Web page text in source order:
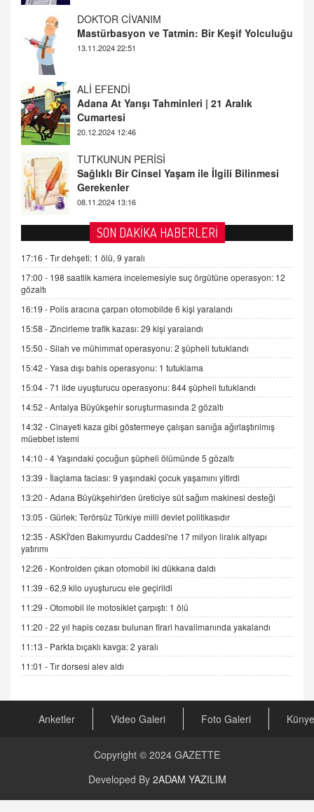
DOKTOR CİVANIM
Mastürbasyon ve Tatmin: Bir Keşif Yolculuğu
13.11.2024 22:51
ALİ EFENDİ
Adana At Yarışı Tahminleri | 21 Aralık
Cumartesi
20.12.2024 12:46
TUTKUNUN PERİSİ
Sağlıklı Bir Cinsel Yaşam ile İlgili Bilinmesi
Gerekenler
08.11.2024 13:16
FARUK ÖNALAN
Tezkere Onaylanmasaydı…
Kişisel verilerin korunması ve dijital hukukun
gelişimi
15.09.2025 16:17
SEHER EREK
Kış Ayları Geldi, Hangi Önlemler Alınmalı?
9.12.2025 10:11
İNCİ GÜL AKÖL
Trump Keşke Adana'yı da Ziyaret Etse...
06.07.2026 13:00
ADEM AKÖL
Esed Destekçilerinin Yüzüne Vurulan Şamar:
Sednaya
11.12.2024 12:30
DR. EKREM ASLAN
Gerçek Ne, Algı Ne? "Beraber Yürüyoruz"
Cümlesinin Peşinden
19.07.2025 12:45
GÖNÜL MENEKŞE
Şifacının Yolu
04.11.2025 12:56
AV. RÜMEYSA ÖZKALE
Kira Uyuşmazlıklarında Dava Açmadan Önce
23.09.2023 16:30
CAN UĞURATEŞ
Değişen yapısıyla Suriye
SON DAKİKA HABERLERİ
17:16 -Tır dehşeti: 1 ölü, 9 yaralı
17:00 - 198 saatlik kamera incelemesiyle suç örgütüne operasyon: 12
gözaltı
16:19 - Polis aracına çarpan otomobilde 6 kişi yaralandı
15:58 -Zincirleme trafik kazası: 29 kişi yaralandı
15:50 -Silah ve mühimmat operasyonu: 2 şüpheli tutuklandı
15:42 -Yasa dışı bahis operasyonu: 1 tutuklama
15:04 -71 ilde uyuşturucu operasyonu: 844 şüpheli tutuklandı
14:52 -Antalya Büyükşehir soruşturmasında 2 gözaltı
14:32 -Cinayeti kaza gibi göstermeye çalışan sanığa ağırlaştırılmış
müebbet istemi
14:10 -4 Yaşındaki çocuğun şüpheli ölümünde 5 gözaltı
13:39 - İlaçlama faciası: 9 yaşındaki çocuk yaşamını yitirdi
13:20 -Adana Büyükşehir'den üreticiye süt sağım makinesi desteği
13:05 -Gürlek: Terörsüz Türkiye milli devlet politikasıdır
12:35 -ASKİ'den Bakımyurdu Caddesi'ne 17 milyon liralık altyapı
yatırımı
12:26 - Kontrolden çıkan otomobil iki dükkana daldı
11:39 -62,9 kilo uyuşturucu ele geçirildi
11:29 -Otomobil ile motosiklet çarpıştı: 1 ölü
11:20 -22 yıl hapis cezası bulunan firari havalimanında yakalandı
11:13 - Parkta bıçaklı kavga: 2 yaralı
11:01 -Tır dorsesi alev aldı
Anketler Video Galeri Foto Galeri Künye
Copyright © 2024 GAZETTE
Developed By 2ADAM YAZILIM